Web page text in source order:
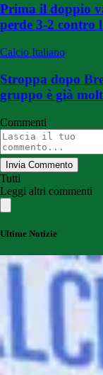
Prima il doppio
perde 3-2 contro
Calcio Italiano
Stroppa dopo
gruppo è già
Commenti
Invia Commento
Tutti
Leggi altri commenti
Ultime Notizie